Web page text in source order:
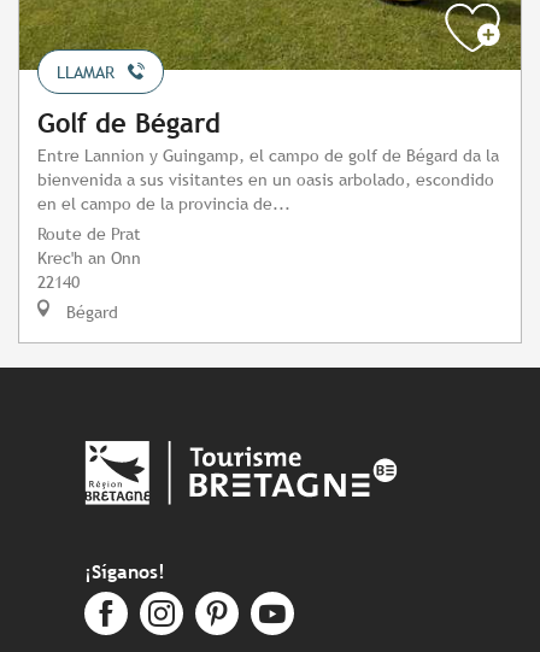
LLAMAR
Golf de Bégard
Entre Lannion y Guingamp, el campo de golf de Bégard da la
bienvenida a sus visitantes en un oasis arbolado, escondido
en el campo de la provincia de...
Route de Prat
Krec'h an Onn
22140
Bégard
¡Síganos!